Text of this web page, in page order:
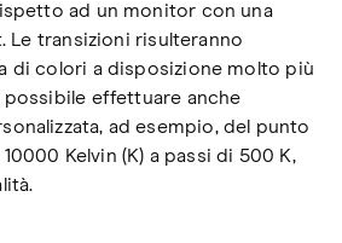
ad un monitor con una
Le transizioni risulteranno
di colori a disposizione molto più
possibile effettuare anche
ad esempio, del punto
Kelvin (K) a passi di 500 K,